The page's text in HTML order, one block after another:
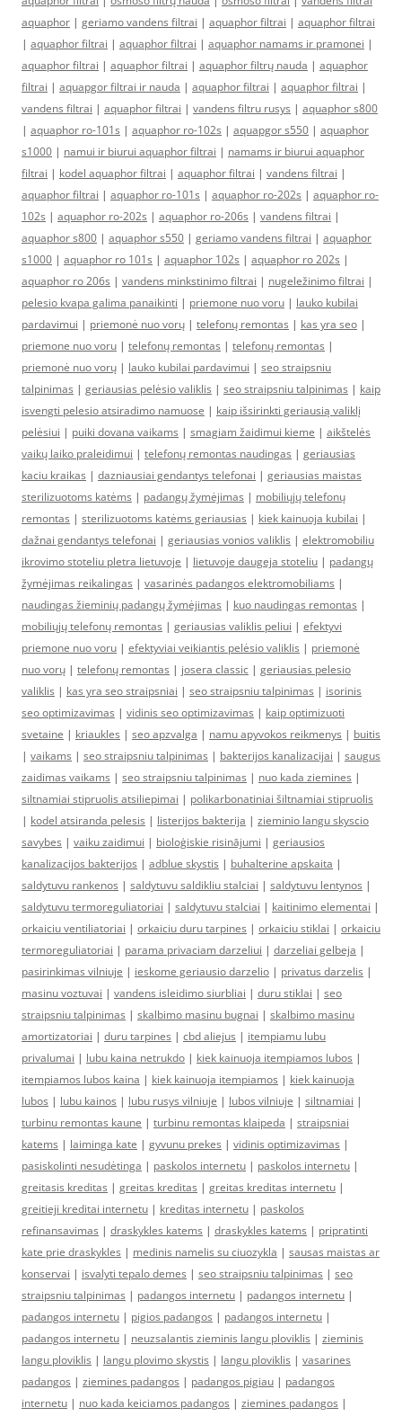
aquaphor | geriamo vandens filtrai | aquaphor filtrai | aquaphor filtrai
| aquaphor filtrai | aquaphor filtrai | aquaphor namams ir pramonei |
aquaphor filtrai | aquaphor filtrai | aquaphor filtrų nauda | aquaphor
filtrai | aquapgor filtrai ir nauda | aquaphor filtrai | aquaphor filtrai |
vandens filtrai | aquaphor filtrai | vandens filtru rusys | aquaphor s800
| aquaphor ro-101s | aquaphor ro-102s | aquapgor s550 | aquaphor
s1000 | namui ir biurui aquaphor filtrai | namams ir biurui aquaphor
filtrai | kodel aquaphor filtrai | aquaphor filtrai | vandens filtrai |
aquaphor filtrai | aquaphor ro-101s | aquaphor ro-202s | aquaphor ro-
102s | aquaphor ro-202s | aquaphor ro-206s | vandens filtrai |
aquaphor s800 | aquaphor s550 | geriamo vandens filtrai | aquaphor
s1000 | aquaphor ro 101s | aquaphor 102s | aquaphor ro 202s |
aquaphor ro 206s | vandens minkstinimo filtrai | nugeležinimo filtrai |
pelesio kvapa galima panaikinti | priemone nuo voru | lauko kubilai
pardavimui | priemonė nuo vorų | telefonų remontas | kas yra seo |
priemone nuo voru | telefonų remontas | telefonų remontas |
priemonė nuo vorų | lauko kubilai pardavimui | seo straipsniu
talpinimas | geriausias pelėsio valiklis | seo straipsniu talpinimas | kaip
isvengti pelesio atsiradimo namuose | kaip išsirinkti geriausią valiklį
pelėsiui | puiki dovana vaikams | smagiam žaidimui kieme | aikštelės
vaikų laiko praleidimui | telefonų remontas naudingas | geriausias
kaciu kraikas | dazniausiai gendantys telefonai | geriausias maistas
sterilizuotoms katėms | padangų žymėjimas | mobiliųjų telefonų
remontas | sterilizuotoms katėms geriausias | kiek kainuoja kubilai |
dažnai gendantys telefonai | geriausias vonios valiklis | elektromobiliu
ikrovimo stoteliu pletra lietuvoje | lietuvoje daugeja stoteliu | padangų
žymėjimas reikalingas | vasarinės padangos elektromobiliams |
naudingas žieminių padangų žymėjimas | kuo naudingas remontas |
mobiliųjų telefonų remontas | geriausias valiklis peliui | efektyvi
priemone nuo voru | efektyviai veikiantis pelėsio valiklis | priemonė
nuo vorų | telefonų remontas | josera classic | geriausias pelesio
valiklis | kas yra seo straipsniai | seo straipsniu talpinimas | isorinis
seo optimizavimas | vidinis seo optimizavimas | kaip optimizuoti
svetaine | kriaukles | seo apzvalga | namu apyvokos reikmenys | buitis
| vaikams | seo straipsniu talpinimas | bakterijos kanalizacijai | saugus
zaidimas vaikams | seo straipsniu talpinimas | nuo kada ziemines |
siltnamiai stipruolis atsiliepimai | polikarbonatiniai šiltnamiai stipruolis
| kodel atsiranda pelesis | listerijos bakterija | zieminio langu skyscio
savybes | vaiku zaidimui | bioloģiskie risinājumi | geriausios
kanalizacijos bakterijos | adblue skystis | buhalterine apskaita |
saldytuvu rankenos | saldytuvu saldikliu stalciai | saldytuvu lentynos |
saldytuvu termoreguliatoriai | saldytuvu stalciai | kaitinimo elementai |
orkaiciu ventiliatoriai | orkaiciu duru tarpines | orkaiciu stiklai | orkaiciu
termoreguliatoriai | parama privaciam darzeliui | darzeliai gelbeja |
pasirinkimas vilniuje | ieskome geriausio darzelio | privatus darzelis |
masinu voztuvai | vandens isleidimo siurbliai | duru stiklai | seo
straipsniu talpinimas | skalbimo masinu bugnai | skalbimo masinu
amortizatoriai | duru tarpines | cbd aliejus | itempiamu lubu
privalumai | lubu kaina netrukdo | kiek kainuoja itempiamos lubos |
itempiamos lubos kaina | kiek kainuoja itempiamos | kiek kainuoja
lubos | lubu kainos | lubu rusys vilniuje | lubos vilniuje | siltnamiai |
turbinu remontas kaune | turbinu remontas klaipeda | straipsniai
katems | laiminga kate | gyvunu prekes | vidinis optimizavimas |
pasiskolinti nesudėtinga | paskolos internetu | paskolos internetu |
greitasis kreditas | greitas kreditas | greitas kreditas internetu |
greitieji kreditai internetu | kreditas internetu | paskolos
refinansavimas | draskykles katems | draskykles katems | pripratinti
kate prie draskykles | medinis namelis su ciuozykla | sausas maistas ar
konservai | isvalyti tepalo demes | seo straipsniu talpinimas | seo
straipsniu talpinimas | padangos internetu | padangos internetu |
padangos internetu | pigios padangos | padangos internetu |
padangos internetu | neuzsalantis zieminis langu ploviklis | zieminis
langu ploviklis | langu plovimo skystis | langu ploviklis | vasarines
padangos | ziemines padangos | padangos pigiau | padangos
internetu | nuo kada keiciamos padangos | ziemines padangos |